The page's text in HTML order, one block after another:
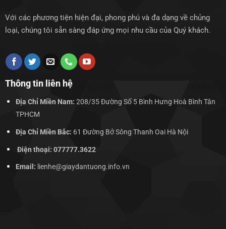
Với các phương tiện hiện đại, phong phú và đa dạng về chủng
loại, chúng tôi sẵn sàng đáp ứng mọi nhu cầu của Quý khách.
Thông tin liên hệ
Địa Chỉ Miền Nam: 208/35 Đường Số 5 Bình Hưng Hoà Bình Tân
TPHCM
Địa Chỉ Miền Bắc: 61 Đường Bở Sông Thanh Oai Hà Nội
Điện thoại: 077777.3622
Email: lienhe@giaydantuong.info.vn